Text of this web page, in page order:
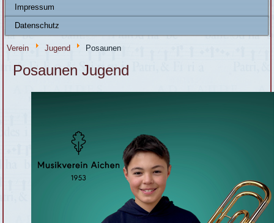
Impressum
Datenschutz
Verein Jugend Posaunen
Posaunen Jugend